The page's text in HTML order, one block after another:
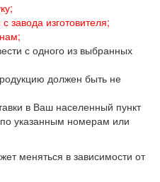
завода изготовителя;
с одного из выбранных
должен быть не
в Ваш населенный пункт
указанным номерам или
меняться в зависимости от